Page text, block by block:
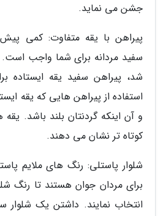
جشن می نماید.
پیراهن با یقه متفاوت: کمی
سفید مردانه برای شما واجب است.
شد، پیراهن سفید یقه ایستاده
استفاده از پیراهن هایی که یقه
و آن اینکه گردنتان بلند باشد. یقه
کوتاه تر نشان می دهند.
شلوار پاستلی: رنگ های ملایم
برای مردان جوان هستند تا رنگ
انتخاب نمایند. داشتن یک شلوار